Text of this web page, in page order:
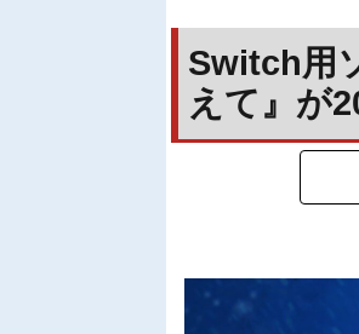
Switch用
えて』が